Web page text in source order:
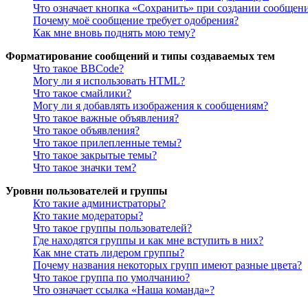
Что означает кнопка «Сохранить» при создании
Почему моё сообщение требует одобрения?
Как мне вновь поднять мою тему?
Форматирование сообщений и типы создаваемых тем
Что такое BBCode?
Могу ли я использовать HTML?
Что такое смайлики?
Могу ли я добавлять изображения к сообщениям?
Что такое важные объявления?
Что такое объявления?
Что такое прилепленные темы?
Что такое закрытые темы?
Что такое значки тем?
Уровни пользователей и группы
Кто такие администраторы?
Кто такие модераторы?
Что такое группы пользователей?
Где находятся группы и как мне вступить в них?
Как мне стать лидером группы?
Почему названия некоторых групп имеют разные цвета?
Что такое группа по умолчанию?
Что означает ссылка «Наша команда»?